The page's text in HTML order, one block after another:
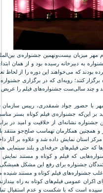
میزبان بیست‌ونهمین جشنواره‌ی
در این جشنواره به دبیرخانه رسیده بود و از همان
بودند که می‌خواهند این دوره را از لحاظ
کنند؛ رویه‌ای که در برگزاری
و چند سالی‌ست جشنواره‌های فیلم را
با حضور جواد شمقدری، رییس سازمان
بر این‌که جشنواره‌ی فیلم کوتاه بستر
نشانه‌ای از خلاقیت و امید در
در مراسم افتتاحیه از ۴۲ فیلم‌ساز و همچنین همکارمان تهماسب صلح‌جو
که حتی فیلم‌های حرفه‌ای و بلند سینمایی
که فیلم و کوتاه و مستند نمایش
جشنواره برای رفع این مشکل
جشنواره‌های فیلم کوتاه و مستند
اکران عمومی فیلم‌های کوتاه به راه
است که با شکست و عدم استقبال